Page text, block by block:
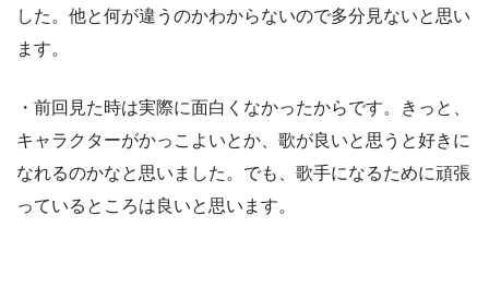
した。他と何が違うのかわからないので多分見ないと思い
ます。
・前回見た時は実際に面白くなかったからです。きっと、
キャラクターがかっこよいとか、歌が良いと思うと好きに
なれるのかなと思いました。でも、歌手になるために頑張
っているところは良いと思います。